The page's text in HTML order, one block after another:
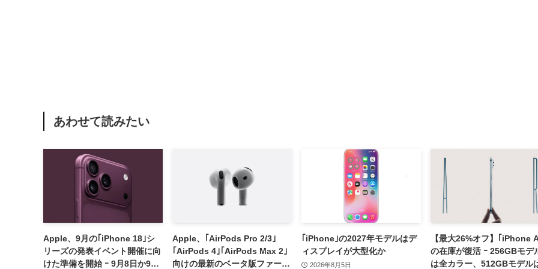
あわせて読みたい
Apple、9月の｢iPhone 18｣シ
リーズの発表イベント開催に向
けた準備を開始 ｰ 9月8日か9月
Apple、｢AirPods Pro 2/3｣
｢AirPods 4｣｢AirPods Max 2｣
向けの最新のベータ版ファーム
｢iPhone｣の2027年モデルはデ
ィスプレイが大型化か
2026年8月5日
【最大26%オフ】｢iPhone
の在庫が復活 ｰ 256GBモデ
は全カラー、512GBモデル